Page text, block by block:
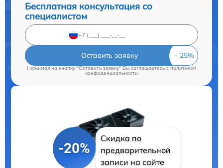
Бесплатная консультация со
специалистом
Оставить заявку
Нажимая на кнопку "Оставить заявку" Вы соглашаетесь c политикой
конфиденциальности
-20%
Скидка по
предварительной
записи на сайте